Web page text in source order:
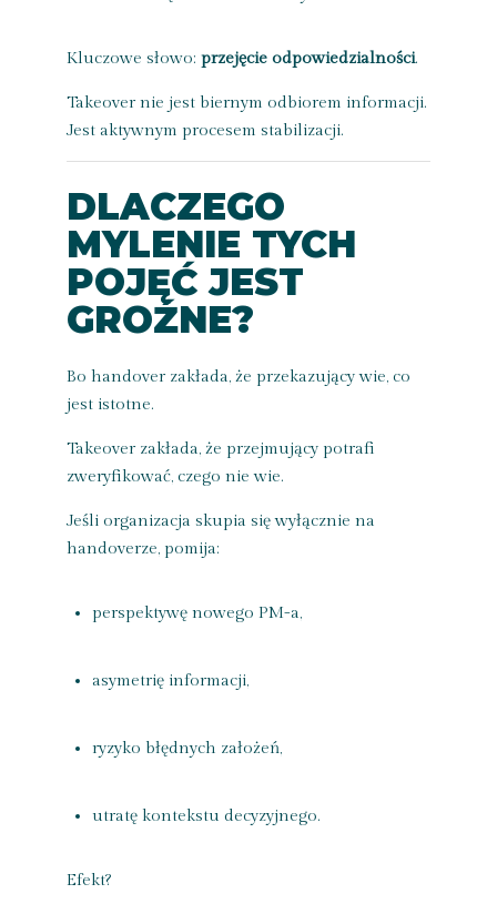
Kluczowe słowo: przejęcie odpowiedzialności.
Takeover nie jest biernym odbiorem informacji.
Jest aktywnym procesem stabilizacji.
DLACZEGO
MYLENIE TYCH
POJĘĆ JEST
GROŹNE?
Bo handover zakłada, że przekazujący wie, co
jest istotne.
Takeover zakłada, że przejmujący potrafi
zweryfikować, czego nie wie.
Jeśli organizacja skupia się wyłącznie na
handoverze, pomija:
perspektywę nowego PM-a,
asymetrię informacji,
ryzyko błędnych założeń,
utratę kontekstu decyzyjnego.
Efekt?